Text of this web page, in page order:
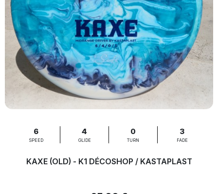
6
SPEED
4
GLIDE
0
TURN
3
FADE
KAXE (OLD) - K1 DÉCOSHOP / KASTAPLAST